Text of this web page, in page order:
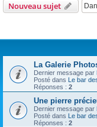
Nouveau sujet
La Galerie
Dernier message par
Posté dans Le bar
Réponses : 2
Une pierre
Dernier message par
Posté dans Le bar
Réponses : 2